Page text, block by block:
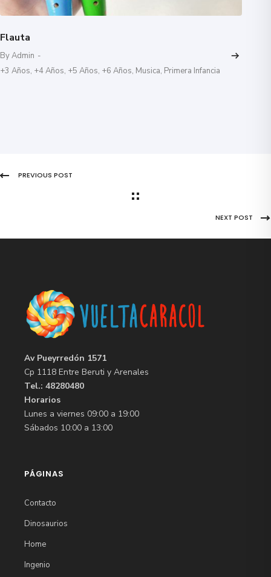
Flauta
By Admin -
+3 Años, +4 Años, +5 Años, +6 Años, Musica, Primera Infancia
PREVIOUS POST
NEXT POST
Av Pueyrredón 1571
Cp 1118 Entre Beruti y Arenales
Tel.: 48280480
Horarios
Lunes a viernes 09:00 a 19:00
Sábados 10:00 a 13:00
PÁGINAS
Contacto
Dinosaurios
Home
Ingenio